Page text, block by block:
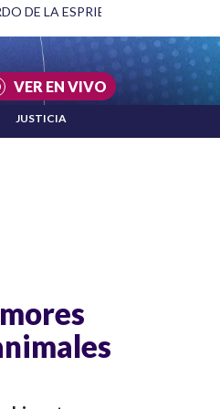
DE LA ESPRIELLA Y DMG
VER EN VIVO
JUSTICIA